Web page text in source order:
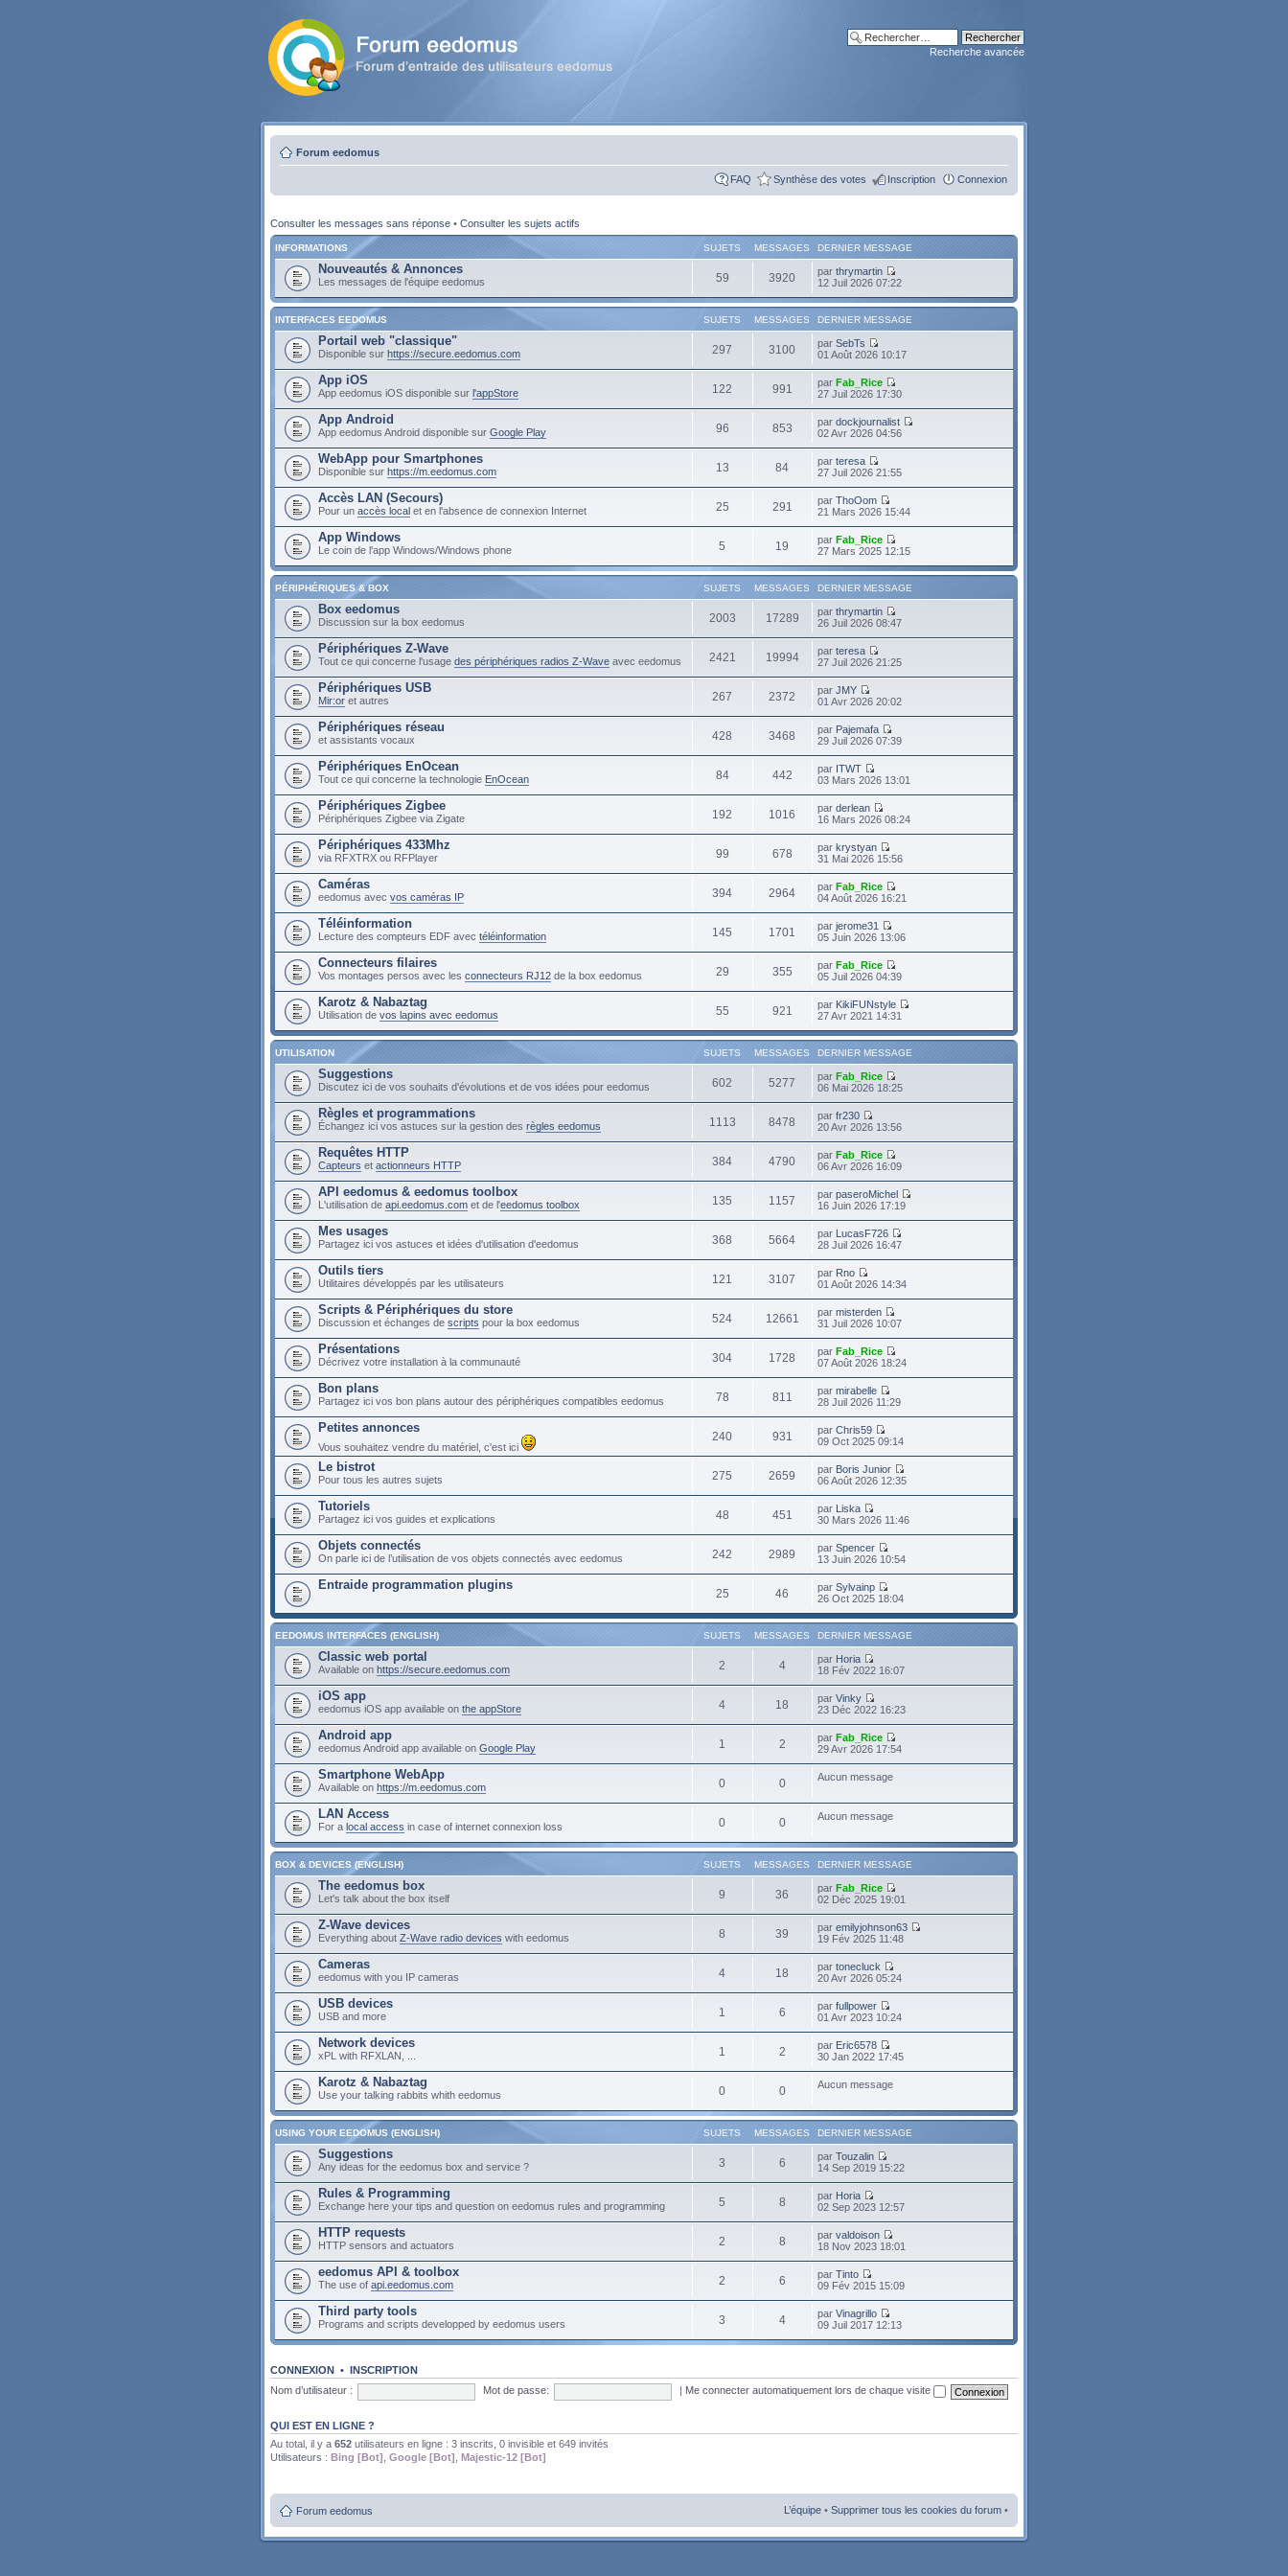
Recherche avancée
Forum eedomus
FAQ Synthèse des votes Inscription Connexion
Consulter les messages sans réponse • Consulter les sujets actifs
INFORMATIONS SUJETS MESSAGES DERNIER MESSAGE
Nouveautés & Annonces
Les messages de l'équipe eedomus 59 3920 parthrymartin
12 Juil 2026 07:22
INTERFACES EEDOMUS SUJETS MESSAGES DERNIER MESSAGE
Portail web "classique"
Disponible sur https://secure.eedomus.com 297 3100 parSebTs
01 Août 2026 10:17
App iOS
App eedomus iOS disponible sur l'appStore 122 991 parFab_Rice
27 Juil 2026 17:30
App Android
App eedomus Android disponible sur Google Play 96 853 pardockjournalist
02 Avr 2026 04:56
WebApp pour Smartphones
Disponible sur https://m.eedomus.com 13 84 parteresa
27 Juil 2026 21:55
Accès LAN (Secours)
Pour un accès local et en l'absence de connexion Internet 25 291 parThoOom
21 Mars 2026 15:44
App Windows
Le coin de l'app Windows/Windows phone 5 19 parFab_Rice
27 Mars 2025 12:15
PÉRIPHÉRIQUES & BOX SUJETS MESSAGES DERNIER MESSAGE
Box eedomus
Discussion sur la box eedomus 2003 17289 parthrymartin
26 Juil 2026 08:47
Périphériques Z-Wave
Tout ce qui concerne l'usage des périphériques radios Z-Wave avec eedomus 2421 19994 parteresa
27 Juil 2026 21:25
Périphériques USB
Mir:or et autres 267 2372 parJMY
01 Avr 2026 20:02
Périphériques réseau
et assistants vocaux 428 3468 par Pajemafa
29 Juil 2026 07:39
Périphériques EnOcean
Tout ce qui concerne la technologie EnOcean 84 442 par ITWT
03 Mars 2026 13:01
Périphériques Zigbee
Périphériques Zigbee via Zigate 192 1016 parderlean
16 Mars 2026 08:24
Périphériques 433Mhz
via RFXTRX ou RFPlayer 99 678 parkrystyan
31 Mai 2026 15:56
Caméras
eedomus avec vos caméras IP 394 2964 parFab_Rice
04 Août 2026 16:21
Téléinformation
Lecture des compteurs EDF avec téléinformation 145 1701 parjerome31
05 Juin 2026 13:06
Connecteurs filaires
Vos montages persos avec les connecteurs RJ12 de la box eedomus 29 355 parFab_Rice
05 Juil 2026 04:39
Karotz & Nabaztag
Utilisation de vos lapins avec eedomus 55 921 par KikiFUNstyle
27 Avr 2021 14:31
UTILISATION SUJETS MESSAGES DERNIER MESSAGE
Suggestions
Discutez ici de vos souhaits d'évolutions et de vos idées pour eedomus 602 5277 parFab_Rice
06 Mai 2026 18:25
Règles et programmations
Échangez ici vos astuces sur la gestion des règles eedomus 1113 8478 parfr230
20 Avr 2026 13:56
Requêtes HTTP
Capteurs et actionneurs HTTP 384 4790 parFab_Rice
06 Avr 2026 16:09
API eedomus & eedomus toolbox
L'utilisation de api.eedomus.com et de l'eedomus toolbox 135 1157 parpaseroMichel
16 Juin 2026 17:19
Mes usages
Partagez ici vos astuces et idées d'utilisation d'eedomus 368 5664 par LucasF726
28 Juil 2026 16:47
Outils tiers
Utilitaires développés par les utilisateurs 121 3107 par Rno
01 Août 2026 14:34
Scripts & Périphériques du store
Discussion et échanges de scripts pour la box eedomus 524 12661 parmisterden
31 Juil 2026 10:07
Présentations
Décrivez votre installation à la communauté 304 1728 parFab_Rice
07 Août 2026 18:24
Bon plans
Partagez ici vos bon plans autour des périphériques compatibles eedomus 78 811 parmirabelle
28 Juil 2026 11:29
Petites annonces
Vous souhaitez vendre du matériel, c'est ici
240 931 parChris59
09 Oct 2025 09:14
Le bistrot
Pour tous les autres sujets 275 2659 par Boris Junior
06 Août 2026 12:35
Tutoriels
Partagez ici vos guides et explications 48 451 par Liska
30 Mars 2026 11:46
Objets connectés
On parle ici de l’utilisation de vos objets connectés avec eedomus 242 2989 parSpencer
13 Juin 2026 10:54
Entraide programmation plugins
25 46 parSylvainp
26 Oct 2025 18:04
EEDOMUS INTERFACES (ENGLISH) SUJETS MESSAGES DERNIER MESSAGE
Classic web portal
Available on https://secure.eedomus.com 2 4 par Horia
18 Fév 2022 16:07
iOS app
eedomus iOS app available on the appStore 4 18 parVinky
23 Déc 2022 16:23
Android app
eedomus Android app available on Google Play 1 2 parFab_Rice
29 Avr 2026 17:54
Smartphone WebApp
Available on https://m.eedomus.com 0 0 Aucun message
LAN Access
For a local access in case of internet connexion loss 0 0 Aucun message
BOX & DEVICES (ENGLISH) SUJETS MESSAGES DERNIER MESSAGE
The eedomus box
Let's talk about the box itself 9 36 parFab_Rice
02 Déc 2025 19:01
Z-Wave devices
Everything about Z-Wave radio devices with eedomus 8 39 paremilyjohnson63
19 Fév 2025 11:48
Cameras
eedomus with you IP cameras 4 18 partonecluck
20 Avr 2026 05:24
USB devices
USB and more 1 6 parfullpower
01 Avr 2023 10:24
Network devices
xPL with RFXLAN, ... 1 2 par Eric6578
30 Jan 2022 17:45
Karotz & Nabaztag
Use your talking rabbits whith eedomus 0 0 Aucun message
USING YOUR EEDOMUS (ENGLISH) SUJETS MESSAGES DERNIER MESSAGE
Suggestions
Any ideas for the eedomus box and service ? 3 6 parTouzalin
14 Sep 2019 15:22
Rules & Programming
Exchange here your tips and question on eedomus rules and programming 5 8 par Horia
02 Sep 2023 12:57
HTTP requests
HTTP sensors and actuators 2 8 parvaldoison
18 Nov 2023 18:01
eedomus API & toolbox
The use of api.eedomus.com 2 6 parTinto
09 Fév 2015 15:09
Third party tools
Programs and scripts developped by eedomus users 3 4 parVinagrillo
09 Juil 2017 12:13
CONNEXION • INSCRIPTION
Nom d’utilisateur :
Mot de passe: Me connecter automatiquement lors de chaque visite
QUI EST EN LIGNE ?
Au total, il y a 652 utilisateurs en ligne : 3 inscrits, 0 invisible et 649 invités
Utilisateurs : Bing [Bot] Google [Bot] Majestic-12 [Bot]
Forum eedomus L’équipe • Supprimer tous les cookies du forum •